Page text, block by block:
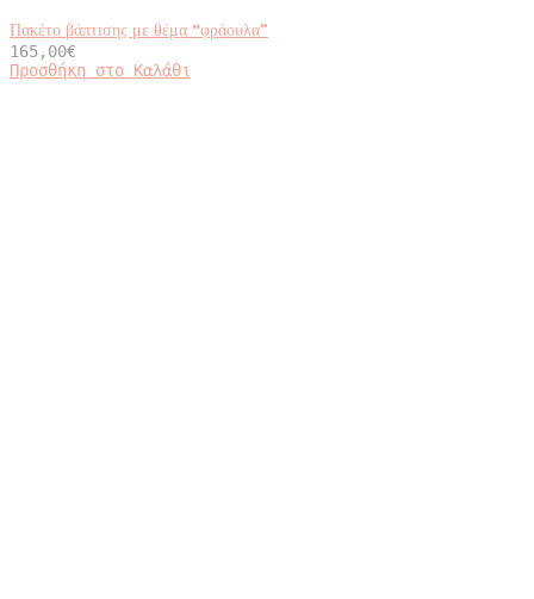
Πακέτο βάπτισης με θέμα “φράουλα”
165,00€
Προσθήκη στο Καλάθι